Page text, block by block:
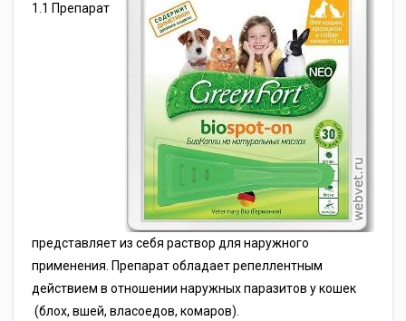
1.1 Препарат
представляет из себя раствор для наружного
применения. Препарат обладает репеллентным
действием в отношении наружных паразитов у кошек
(блох, вшей, власоедов, комаров).